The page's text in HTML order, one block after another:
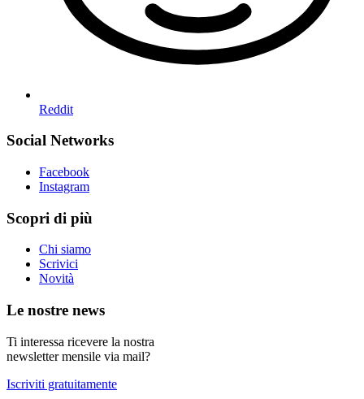
Reddit
Social Networks
Facebook
Instagram
Scopri di più
Chi siamo
Scrivici
Novità
Le nostre news
Ti interessa ricevere la nostra
newsletter mensile via mail?
Iscriviti gratuitamente